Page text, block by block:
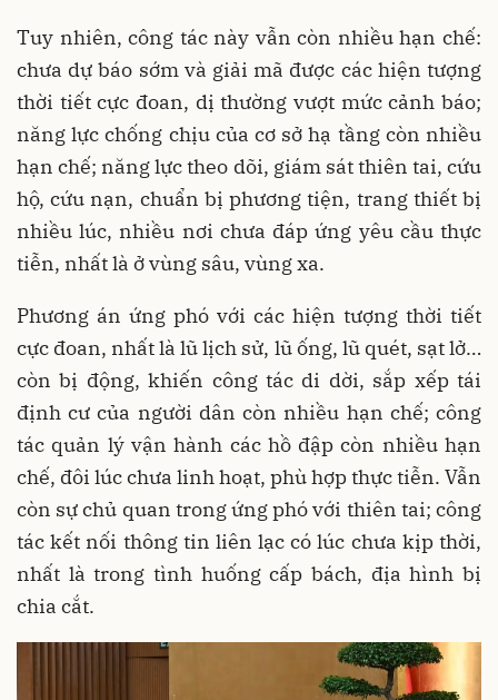
Tuy nhiên, công tác này vẫn còn nhiều hạn chế:
chưa dự báo sớm và giải mã được các hiện tượng
thời tiết cực đoan, dị thường vượt mức cảnh báo;
năng lực chống chịu của cơ sở hạ tầng còn nhiều
hạn chế; năng lực theo dõi, giám sát thiên tai, cứu
hộ, cứu nạn, chuẩn bị phương tiện, trang thiết bị
nhiều lúc, nhiều nơi chưa đáp ứng yêu cầu thực
tiễn, nhất là ở vùng sâu, vùng xa.
Phương án ứng phó với các hiện tượng thời tiết
cực đoan, nhất là lũ lịch sử, lũ ống, lũ quét, sạt lở…
còn bị động, khiến công tác di dời, sắp xếp tái
định cư của người dân còn nhiều hạn chế; công
tác quản lý vận hành các hồ đập còn nhiều hạn
chế, đôi lúc chưa linh hoạt, phù hợp thực tiễn. Vẫn
còn sự chủ quan trong ứng phó với thiên tai; công
tác kết nối thông tin liên lạc có lúc chưa kịp thời,
nhất là trong tình huống cấp bách, địa hình bị
chia cắt.